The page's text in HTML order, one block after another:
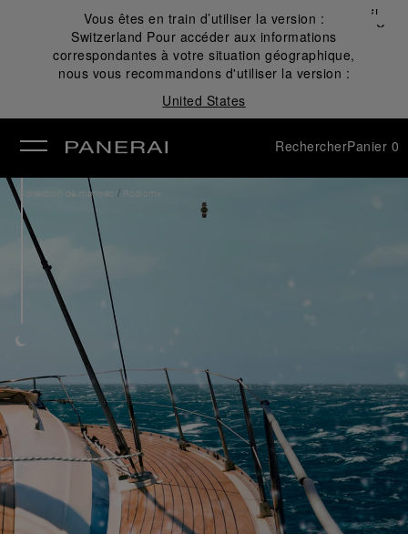
Vous êtes en train d’utiliser la version :
Switzerland Pour accéder aux informations
correspondantes à votre situation géographique,
nous vous recommandons d'utiliser la version :
United States
Fermer
✕
RechercherPanier 0
Collection de montres / Radiomir